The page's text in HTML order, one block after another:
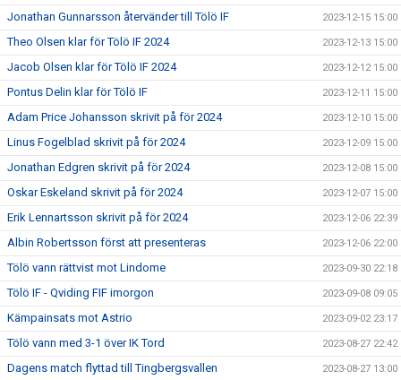
Jonathan Gunnarsson återvänder till Tölö IF 2023-12-15 15:00
Theo Olsen klar för Tölö IF 2024 2023-12-13 15:00
Jacob Olsen klar för Tölö IF 2024 2023-12-12 15:00
Pontus Delin klar för Tölö IF 2023-12-11 15:00
Adam Price Johansson skrivit på för 2024 2023-12-10 15:00
Linus Fogelblad skrivit på för 2024 2023-12-09 15:00
Jonathan Edgren skrivit på för 2024 2023-12-08 15:00
Oskar Eskeland skrivit på för 2024 2023-12-07 15:00
Erik Lennartsson skrivit på för 2024 2023-12-06 22:39
Albin Robertsson först att presenteras 2023-12-06 22:00
Tölö vann rättvist mot Lindome 2023-09-30 22:18
Tölö IF - Qviding FIF imorgon 2023-09-08 09:05
Kämpainsats mot Astrio 2023-09-02 23:17
Tölö vann med 3-1 över IK Tord 2023-08-27 22:42
Dagens match flyttad till Tingbergsvallen 2023-08-27 13:00